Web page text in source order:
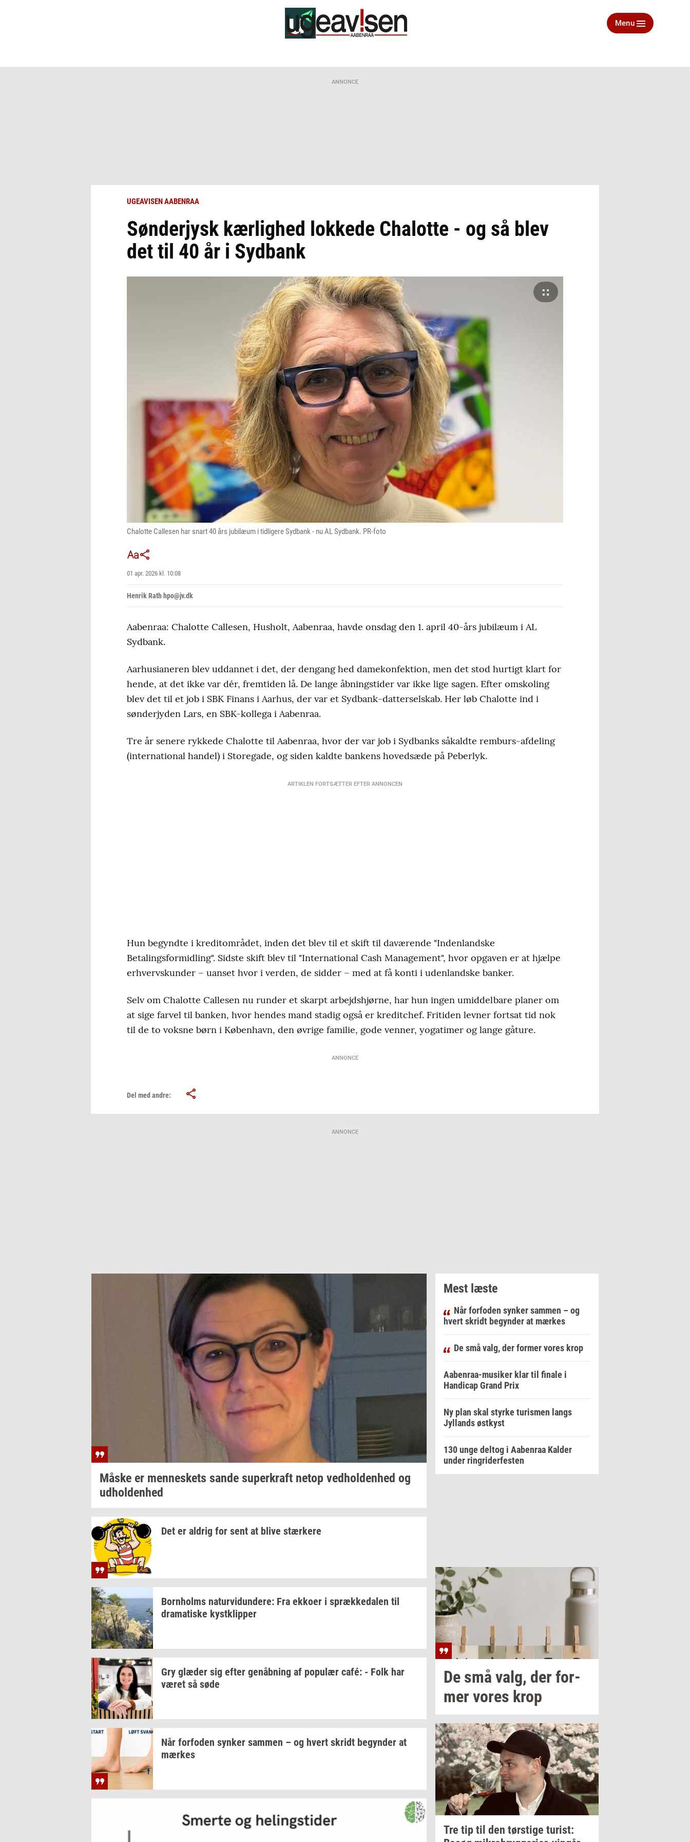
Menu
ANNONCE
UGEAVISEN AABENRAA
Sønderjysk kærlighed lokkede Chalotte - og så blev
det til 40 år i Sydbank
Chalotte Callesen har snart 40 års jubilæum i tidligere Sydbank - nu AL Sydbank. PR-foto
01 apr. 2026 kl. 10:08
Henrik Rath hpo@jv.dk
Aabenraa: Chalotte Callesen, Husholt, Aabenraa, havde onsdag den 1. april 40-års jubilæum i AL
Sydbank.
Aarhusianeren blev uddannet i det, der dengang hed damekonfektion, men det stod hurtigt klart for
hende, at det ikke var dér, fremtiden lå. De lange åbningstider var ikke lige sagen. Efter omskoling
blev det til et job i SBK Finans i Aarhus, der var et Sydbank-datterselskab. Her løb Chalotte ind i
sønderjyden Lars, en SBK-kollega i Aabenraa.
Tre år senere rykkede Chalotte til Aabenraa, hvor der var job i Sydbanks såkaldte remburs-afdeling
(international handel) i Storegade, og siden kaldte bankens hovedsæde på Peberlyk.
ARTIKLEN FORTSÆTTER EFTER ANNONCEN
Hun begyndte i kreditområdet, inden det blev til et skift til daværende "Indenlandske
Betalingsformidling". Sidste skift blev til "International Cash Management", hvor opgaven er at hjælpe
erhvervskunder – uanset hvor i verden, de sidder – med at få konti i udenlandske banker.
Selv om Chalotte Callesen nu runder et skarpt arbejdshjørne, har hun ingen umiddelbare planer om
at sige farvel til banken, hvor hendes mand stadig også er kreditchef. Fritiden levner fortsat tid nok
til de to voksne børn i København, den øvrige familie, gode venner, yogatimer og lange gåture.
ANNONCE
Del med andre:
ANNONCE
Måske er men­ne­skets sande su­per­kraft netop ved­hol­den­hed og
ud­hol­den­hed
Det er al­drig for sent at blive stær­ke­re
Born­holms na­tur­vi­dun­de­re: Fra ek­ko­er i spræk­ke­da­len til
dra­ma­ti­ske kyst­klip­per
Gry glæ­der sig efter genåb­ning af po­pu­lær café: - Folk har
været så søde
Når for­fo­den syn­ker sam­men – og hvert skridt be­gyn­der at
mær­kes
Mest læste
Når forfoden synker sammen – og
hvert skridt begynder at mærkes
De små valg, der former vores krop
Aabenraa-musiker klar til finale i
Handicap Grand Prix
Ny plan skal styrke turismen langs
Jyllands østkyst
130 unge deltog i Aabenraa Kalder
under ringriderfesten
De små valg, der for­
mer vores krop
Tre tip til den tørsti­ge turist: